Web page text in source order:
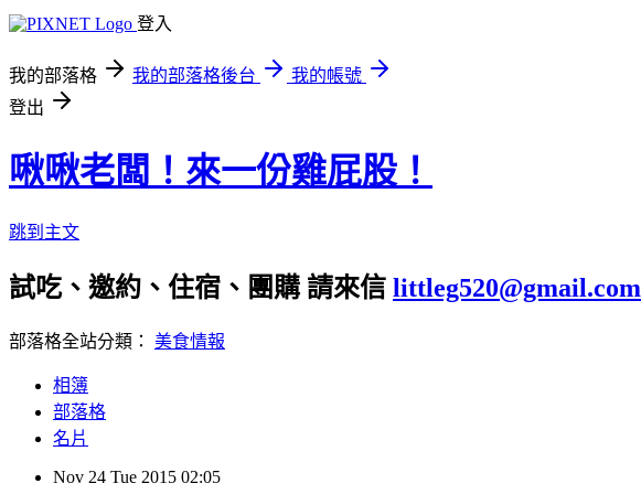
登入
我的部落格 我的部落格後台
我的帳號
登出
啾啾老闆！來一份雞屁股！
跳到主文
試吃、邀約、住宿、團購 請來信 littleg520@gmail.com
部落格全站分類： 美食情報
相簿
部落格
名片
Nov 24 Tue 2015 02:05